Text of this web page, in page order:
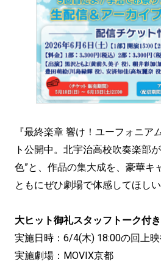
『最終楽章 響け！ユーフォニア
ト公開中。北宇治高校吹奏楽部
色”と、作品の集大成を、豪華キ
ともにぜひ劇場で体感してほしい
大ヒット御礼スタッフトーク付
実施日時：6/4(木) 18:00の回上
実施劇場：MOVIX京都